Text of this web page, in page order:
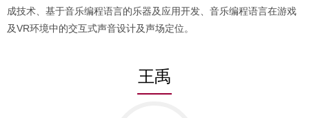
成技术、基于音乐编程语言的乐器及应用开发、音乐编程语言在游戏
及VR环境中的交互式声音设计及声场定位。
王禹